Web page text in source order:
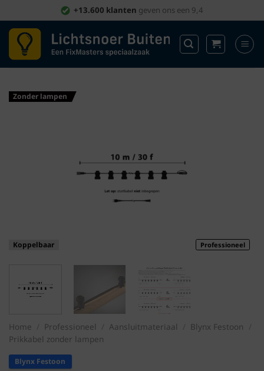
naar
inhoud
+13.600 klanten geven ons een 9,4
Zonder lampen
Professioneel
Koppelbaar
Home Professioneel Aansluitmateriaal Blynx Festoon
Prikkabel zonder lampen
Blynx Festoon